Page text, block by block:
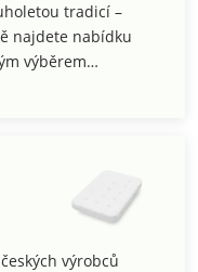
tradicí –
najdete nabídku
výběrem
výrobců